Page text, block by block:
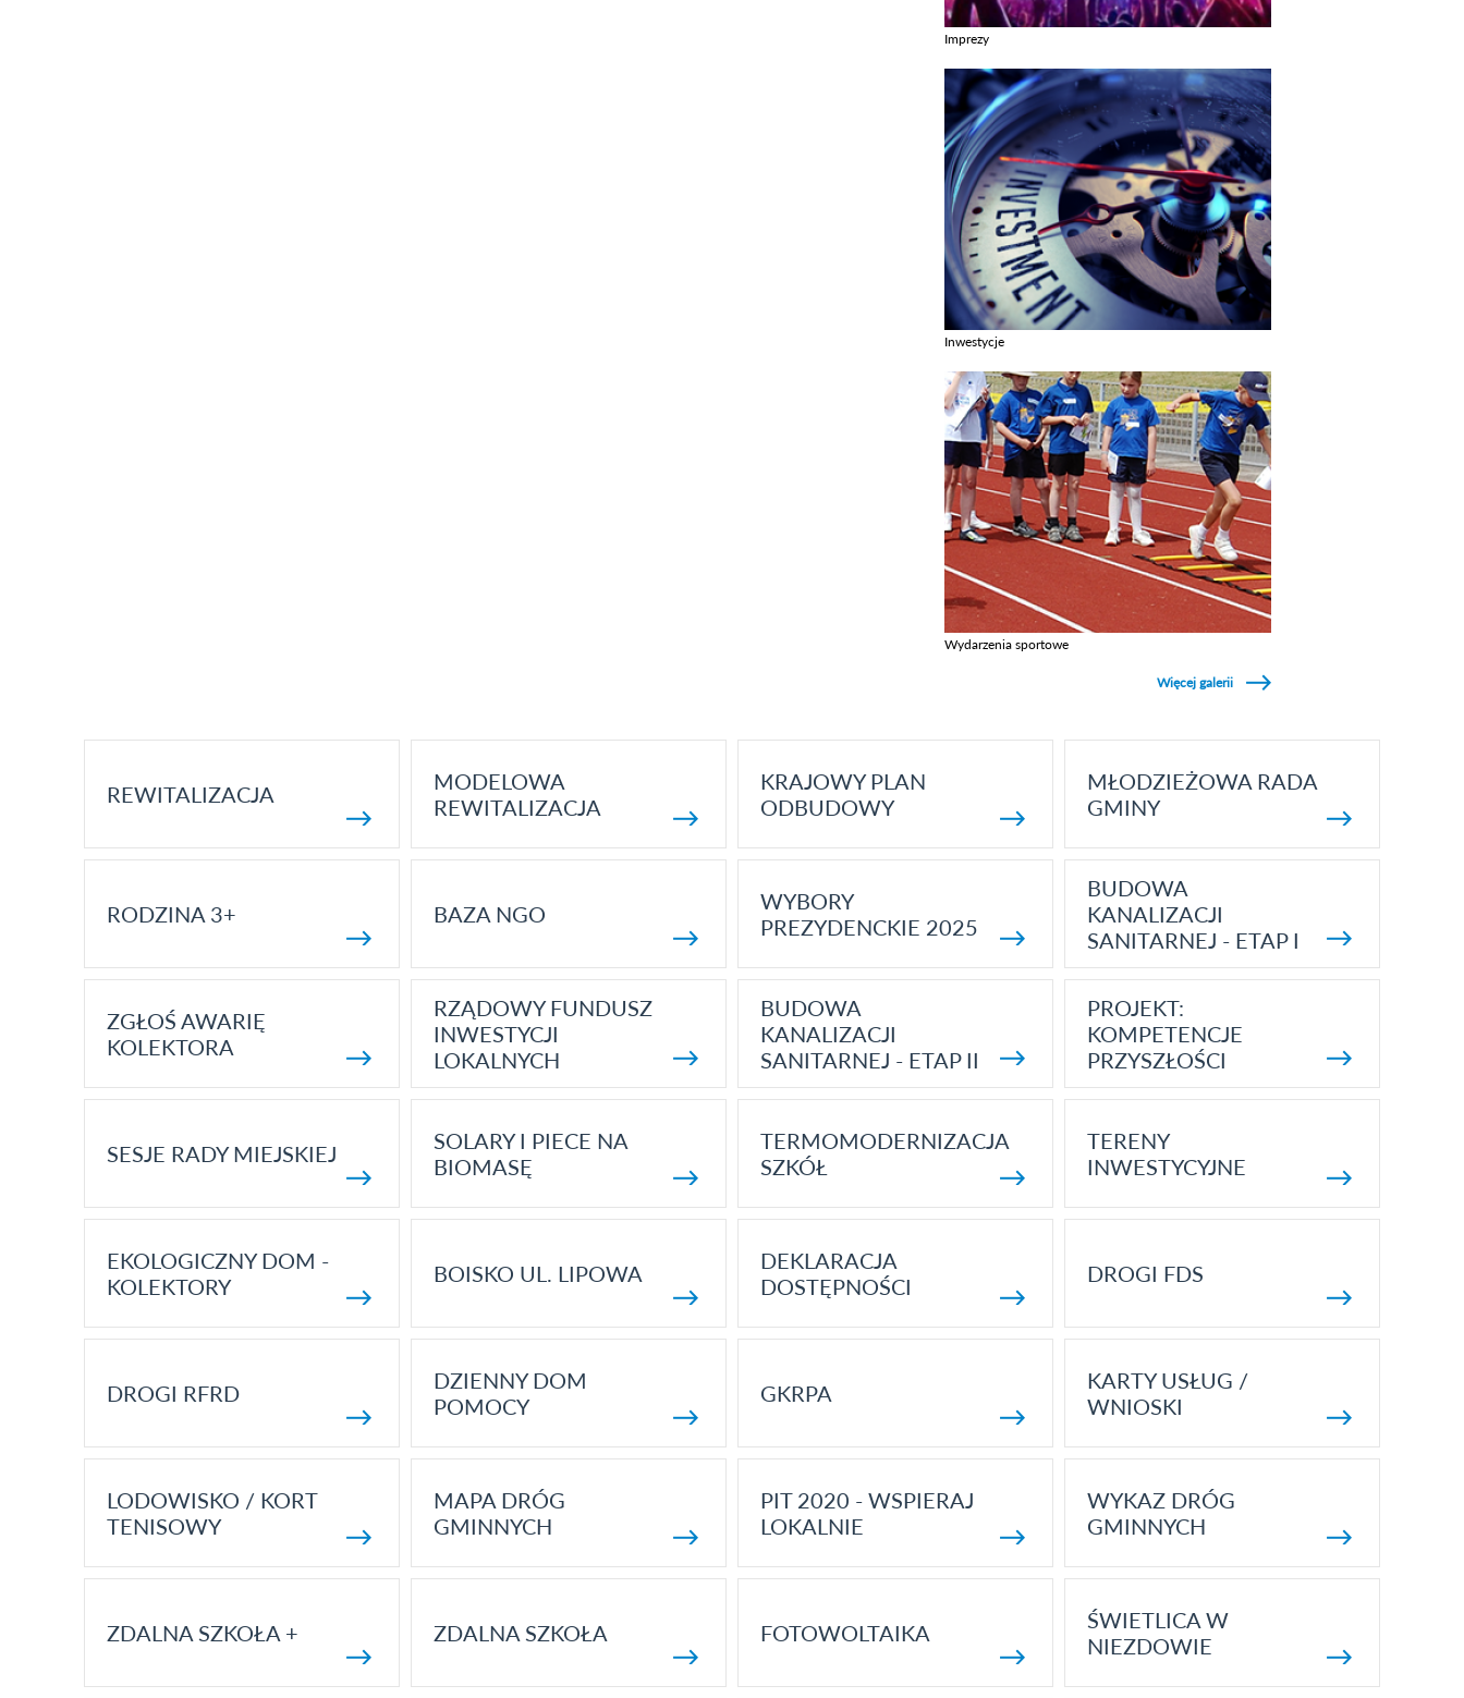
Imprezy
Inwestycje
Wydarzenia sportowe
Więcej galerii
REWITALIZACJA
MODELOWA
REWITALIZACJA
KRAJOWY PLAN
ODBUDOWY
MŁODZIEŻOWA RADA
GMINY
RODZINA 3+ BAZA NGO
WYBORY
PREZYDENCKIE 2025
BUDOWA
KANALIZACJI
SANITARNEJ - ETAP I
ZGŁOŚ AWARIĘ
KOLEKTORA
RZĄDOWY FUNDUSZ
INWESTYCJI
LOKALNYCH
BUDOWA
KANALIZACJI
SANITARNEJ - ETAP II
PROJEKT:
KOMPETENCJE
PRZYSZŁOŚCI
SESJE RADY MIEJSKIEJ
SOLARY I PIECE NA
BIOMASĘ
TERMOMODERNIZACJA
SZKÓŁ
TERENY
INWESTYCYJNE
EKOLOGICZNY DOM -
KOLEKTORY
BOISKO UL. LIPOWA
DEKLARACJA
DOSTĘPNOŚCI
DROGI FDS
DROGI RFRD
DZIENNY DOM
POMOCY
GKRPA
KARTY USŁUG /
WNIOSKI
LODOWISKO / KORT
TENISOWY
MAPA DRÓG
GMINNYCH
PIT 2020 - WSPIERAJ
LOKALNIE
WYKAZ DRÓG
GMINNYCH
ZDALNA SZKOŁA + ZDALNA SZKOŁA FOTOWOLTAIKA
ŚWIETLICA W
NIEZDOWIE